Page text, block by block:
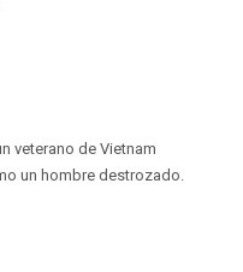
veterano de Vietnam
un hombre destrozado.